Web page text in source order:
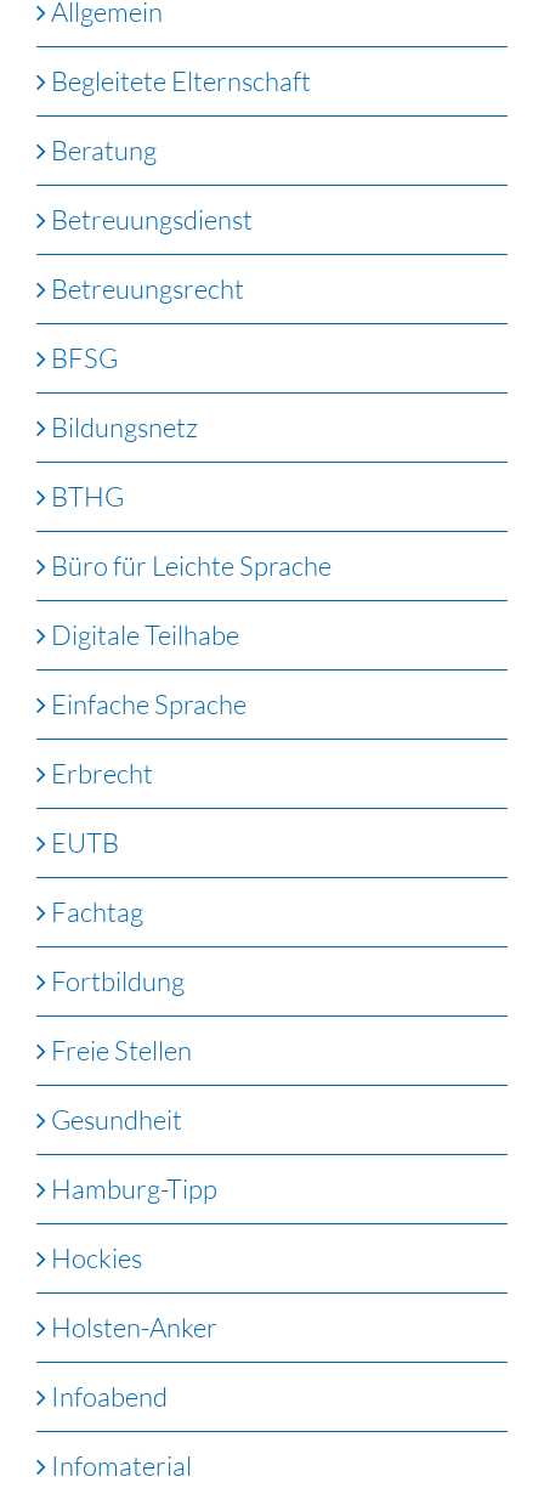
Allgemein
Begleitete Elternschaft
Beratung
Betreuungsdienst
Betreuungsrecht
BFSG
Bildungsnetz
BTHG
Büro für Leichte Sprache
Digitale Teilhabe
Einfache Sprache
Erbrecht
EUTB
Fachtag
Fortbildung
Freie Stellen
Gesundheit
Hamburg-Tipp
Hockies
Holsten-Anker
Infoabend
Infomaterial